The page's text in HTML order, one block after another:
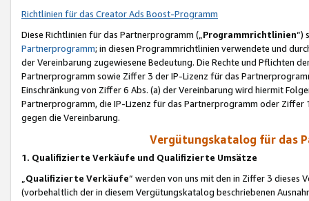
Richtlinien für das Creator Ads Boost-Programm
Diese Richtlinien für das Partnerprogramm („Programmrichtlinien“)
Partnerprogramm; in diesen Programmrichtlinien verwendete und
der Vereinbarung zugewiesene Bedeutung. Die Rechte und Pflichten
Partnerprogramm sowie Ziffer 3 der IP-Lizenz für das
Einschränkung von Ziffer 6 Abs. (a) der Vereinbarung wird hiermit
Partnerprogramm, die IP-Lizenz für das Partnerprogramm oder
gegen die Vereinbarung.
Vergütungskatalog für das
1. Qualifizierte Verkäufe und Qualifizierte Umsätze
Qualifizierte Verkäufe“ werden von uns mit den in Ziffer 3
(vorbehaltlich der in diesem Vergütungskatalog beschriebenen